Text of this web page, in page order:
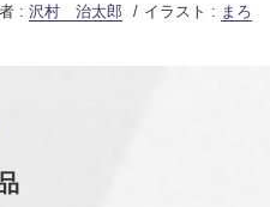
: 沢村 治太郎 イラスト : まろ